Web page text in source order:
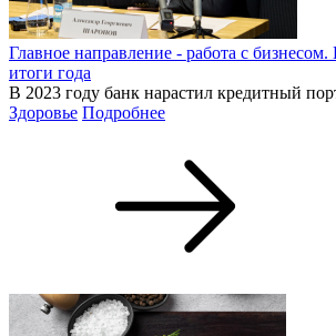
Главное направление - работа с
итоги года
В 2023 году банк нарастил кредитный
Здоровье Подробнее